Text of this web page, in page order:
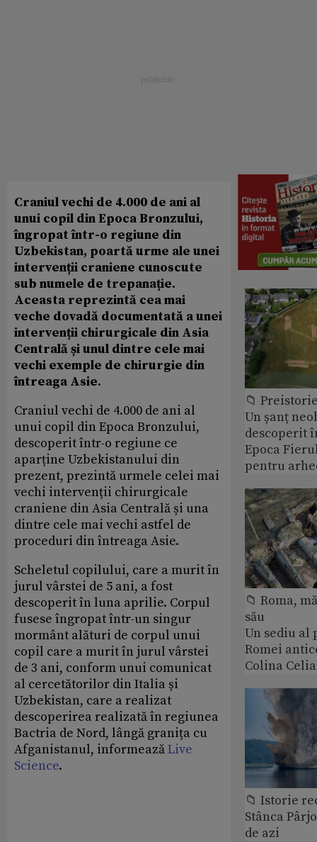
Craniul vechi de 4.000 de ani al
unui copil din Epoca Bronzului,
îngropat într-o regiune din
Uzbekistan, poartă urme ale unei
intervenții craniene cunoscute
sub numele de trepanație.
Aceasta reprezintă cea mai
veche dovadă documentată a unei
intervenții chirurgicale din Asia
Centrală și unul dintre cele mai
vechi exemple de chirurgie din
întreaga Asie.
Craniul vechi de 4.000 de ani al
unui copil din Epoca Bronzului,
descoperit într-o regiune ce
aparține Uzbekistanului din
prezent, prezintă urmele celei mai
vechi intervenții chirurgicale
craniene din Asia Centrală și una
dintre cele mai vechi astfel de
proceduri din întreaga Asie.
Scheletul copilului, care a murit în
jurul vârstei de 5 ani, a fost
descoperit în luna aprilie. Corpul
fusese îngropat într-un singur
mormânt alături de corpul unui
copil care a murit în jurul vârstei
de 3 ani, conform unui comunicat
al cercetătorilor din Italia și
Uzbekistan, care a realizat
descoperirea realizată în regiunea
Bactria de Nord, lângă granița cu
Afganistanul, informeazăLive
Science.
📁
Un șanț
descoperit
Epoca
pentru
📁 Roma,
său
Un sediu
Romei
Colina
📁 Istorie
Stânca
de azi